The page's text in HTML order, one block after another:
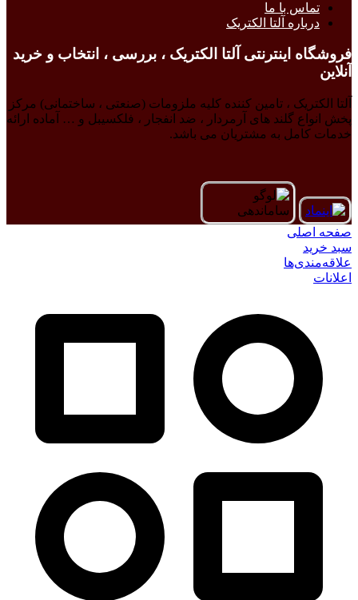
تماس با ما
درباره آلتا الکتریک
فروشگاه اینترنتی آلتا الکتریک ، بررسی ، انتخاب و خرید
آنلاین
آلتا الکتریک ، تامین کننده کلیه ملزومات (صنعتی ، ساختمانی) مرکز
پخش انواع گلند های آرمردار ، ضد انفجار ، فلکسیبل و … آماده ارائه
خدمات کامل به مشتریان می باشد.
صفحه اصلی
سبد خرید
علاقه‌مندی‌ها
اعلانات